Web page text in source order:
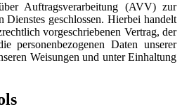
Auftragsverarbeitung (AVV) zur
Dienstes geschlossen. Hierbei handelt
vorgeschriebenen Vertrag, der
personenbezogenen Daten unserer
Weisungen und unter Einhaltung